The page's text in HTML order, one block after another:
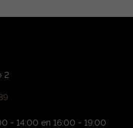
2
- 14:00 en 16:00 - 19:00